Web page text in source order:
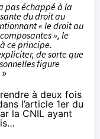
pas échappé à la
du droit au
« le droit au
», le
ce principe.
de sorte que
figure
à deux fois
l’article 1er du
la CNIL ayant